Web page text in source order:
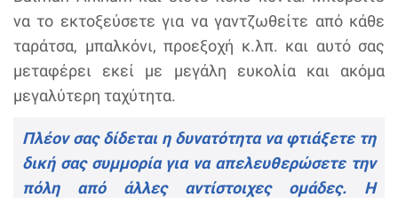
να το εκτοξεύσετε για να γαντζωθείτε από κάθε
ταράτσα, μπαλκόνι, προεξοχή κ.λπ. και αυτό σας
μεταφέρει εκεί με μεγάλη ευκολία και ακόμα
μεγαλύτερη ταχύτητα.
Πλέον σας δίδεται η δυνατότητα να φτιάξετε τη
δική σας συμμορία για να απελευθερώσετε την
πόλη από άλλες αντίστοιχες ομάδες. Η